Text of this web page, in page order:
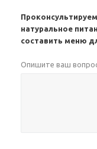
натуральное
составить меню
Опишите ваш